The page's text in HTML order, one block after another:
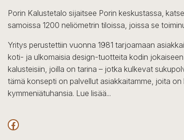
Porin Kalustetalo sijaitsee Porin keskustassa,
samoissa 1200 neliömetrin tiloissa, joissa se
Yritys perustettiin vuonna 1981 tarjoamaan
koti- ja ulkomaisia design-tuotteita kodin
kalusteisiin, joilla on tarina – jotka kulkevat
tämä konsepti on palvellut asiakkaitamme, joita
kymmeniätuhansia. Lue lisää...
Facebook